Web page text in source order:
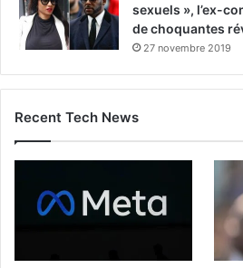
sexuels », l’ex-
de choquantes
27 novembre 2019
Recent Tech News